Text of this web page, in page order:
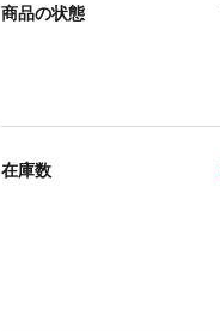
商品の状態
在庫数